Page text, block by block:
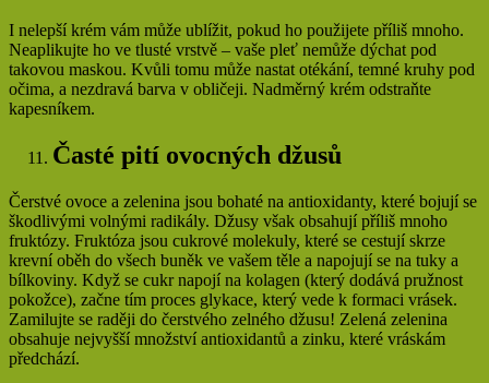
I nelepší krém vám může ublížit, pokud ho použijete příliš mnoho.
Neaplikujte ho ve tlusté vrstvě – vaše pleť nemůže dýchat pod
takovou maskou. Kvůli tomu může nastat otékání, temné kruhy pod
očima, a nezdravá barva v obličeji. Nadměrný krém odstraňte
kapesníkem.
Časté pití ovocných džusů
Čerstvé ovoce a zelenina jsou bohaté na antioxidanty, které bojují se
škodlivými volnými radikály. Džusy však obsahují příliš mnoho
fruktózy. Fruktóza jsou cukrové molekuly, které se cestují skrze
krevní oběh do všech buněk ve vašem těle a napojují se na tuky a
bílkoviny. Když se cukr napojí na kolagen (který dodává pružnost
pokožce), začne tím proces glykace, který vede k formaci vrásek.
Zamilujte se raději do čerstvého zelného džusu! Zelená zelenina
obsahuje nejvyšší množství antioxidantů a zinku, které vráskám
předchází.